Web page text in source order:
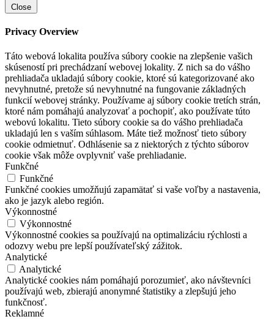
Close
Privacy Overview
Táto webová lokalita používa súbory cookie na zlepšenie vašich
skúseností pri prechádzaní webovej lokality. Z nich sa do vášho
prehliadača ukladajú súbory cookie, ktoré sú kategorizované ako
nevyhnutné, pretože sú nevyhnutné na fungovanie základných
funkcií webovej stránky. Používame aj súbory cookie tretích strán,
ktoré nám pomáhajú analyzovať a pochopiť, ako používate túto
webovú lokalitu. Tieto súbory cookie sa do vášho prehliadača
ukladajú len s vaším súhlasom. Máte tiež možnosť tieto súbory
cookie odmietnuť. Odhlásenie sa z niektorých z týchto súborov
cookie však môže ovplyvniť vaše prehliadanie.
Funkčné
Funkčné
Funkčné cookies umožňujú zapamätať si vaše voľby a nastavenia,
ako je jazyk alebo región.
Výkonnostné
Výkonnostné
Výkonnostné cookies sa používajú na optimalizáciu rýchlosti a
odozvy webu pre lepší používateľský zážitok.
Analytické
Analytické
Analytické cookies nám pomáhajú porozumieť, ako návštevníci
používajú web, zbierajú anonymné štatistiky a zlepšujú jeho
funkčnosť.
Reklamné